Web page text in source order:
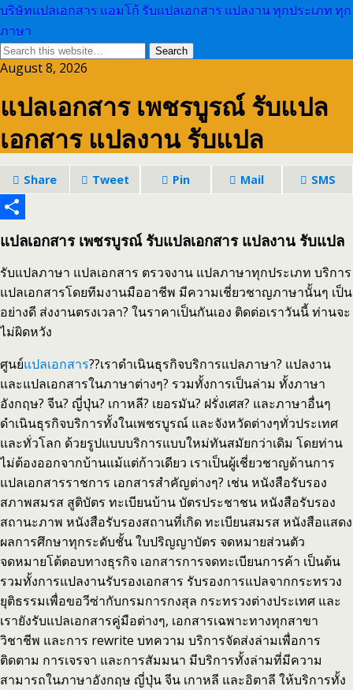
บริษัทแปลเอกสาร แอมโก้ รับแปลเอกสาร แปลงาน ทุกประเภท ทุก
ภาษา
August 8, 2026
แปลเอกสาร เพชรบูรณ์ รับแปล
เอกสาร แปลงาน รับแปล
Share Tweet Pin Mail SMS
Share
แปลเอกสาร เพชรบูรณ์ รับแปลเอกสาร แปลงาน รับแปล
รับแปลภาษา แปลเอกสาร ตรวจงาน แปลภาษาทุกประเภท บริการ
แปลเอกสารโดยทีมงานมืออาชีพ มีความเชี่ยวชาญภาษานั้นๆ เป็น
อย่างดี ส่งงานตรงเวลา? ในราคาเป็นกันเอง ติดต่อเราวันนี้ ท่านจะ
ไม่ผิดหวัง
ศูนย์แปลเอกสาร??เราดำเนินธุรกิจบริการแปลภาษา? แปลงาน
และแปลเอกสารในภาษาต่างๆ? รวมทั้งการเป็นล่าม ทั้งภาษา
อังกฤษ? จีน? ญี่ปุ่น? เกาหลี? เยอรมัน? ฝรั่งเศส? และภาษาอื่นๆ
ดำเนินธุรกิจบริการทั้งในเพชรบูรณ์ และจังหวัดต่างๆทั่วประเทศ
และทั่วโลก ด้วยรูปแบบบริการแบบใหม่ทันสมัยกว่าเดิม โดยท่าน
ไม่ต้องออกจากบ้านแม้แต่ก้าวเดียว เราเป็นผู้เชี่ยวชาญด้านการ
แปลเอกสารราชการ เอกสารสำคัญต่างๆ? เช่น หนังสือรับรอง
สภาพสมรส สูติบัตร ทะเบียนบ้าน บัตรประชาชน หนังสือรับรอง
สถานะภาพ หนังสือรับรองสถานที่เกิด ทะเบียนสมรส หนังสือแสดง
ผลการศึกษาทุกระดับชั้น ใบปริญญาบัตร จดหมายส่วนตัว
จดหมายโต้ตอบทางธุรกิจ เอกสารการจดทะเบียนการค้า เป็นต้น
รวมทั้งการแปลงานรับรองเอกสาร รับรองการแปลจากกระทรวง
ยุติธรรมเพื่อขอวีซ่ากับกรมการกงสุล กระทรวงต่างประเทศ และ
เรายังรับแปลเอกสารคู่มือต่างๆ, เอกสารเฉพาะทางทุกสาขา
วิชาชีพ และการ rewrite บทความ บริการจัดส่งล่ามเพื่อการ
ติดตาม การเจรจา และการสัมมนา มีบริการทั้งล่ามที่มีความ
สามารถในภาษาอังกฤษ ญี่ปุ่น จีน เกาหลี และอิตาลี ให้บริการทั้ง